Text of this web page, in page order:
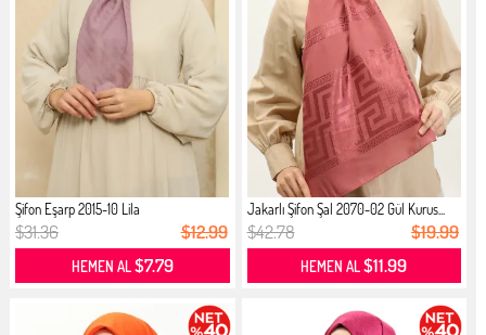
Şifon Eşarp 2015-10 Lila
$31.36 $12.99
HEMEN AL$7.79
Jakarlı Şifon Şal 2070-02 Gül Kurus...
$42.78 $19.99
HEMEN AL$11.99